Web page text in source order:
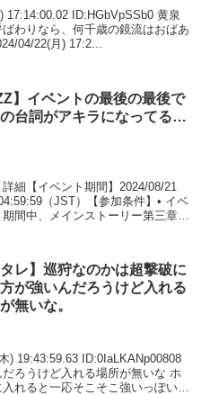
17:14:00.02 ID:HGbVpSSb0 黄泉
わりなら、何千歳の鏡流はおばあ
04/22(月) 17:2...
】イベントの最後の最後で
の台詞がアキラになってる…
細【イベント期間】2024/08/21
（JST）【参加条件】• イベ
間中、メインストーリー第三章
タレ】巡狩なのかは超撃破に
が強いんだろうけど入れる
無いな。
) 19:43:59.63 ID:0IaLKANp00808
ろうけど入れる場所が無いな ホ
れると一応そこそこ強いっぽい